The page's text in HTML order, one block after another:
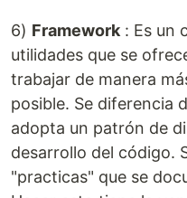
6) Framework : Es un
utilidades que se
trabajar de manera
posible. Se diferencia
adopta un patrón de
desarrollo del código.
"practicas" que se